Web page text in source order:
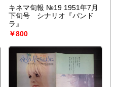
キネマ旬報 №19 1951年7月
下旬号 シナリオ『パンド
ラ』
￥800